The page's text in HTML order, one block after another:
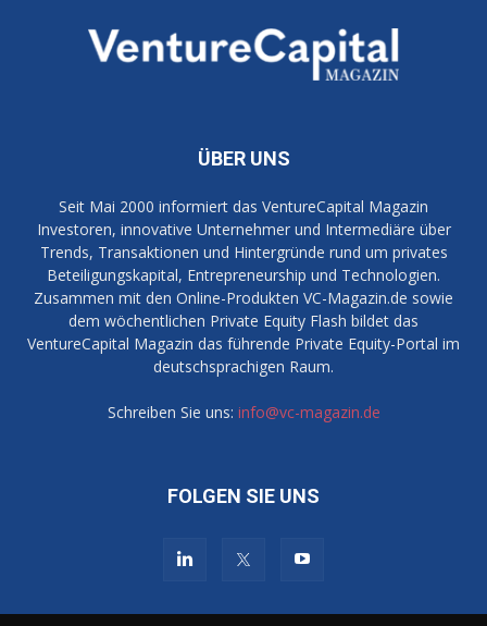
ÜBER UNS
Seit Mai 2000 informiert das VentureCapital Magazin
Investoren, innovative Unternehmer und Intermediäre über
Trends, Transaktionen und Hintergründe rund um privates
Beteiligungskapital, Entrepreneurship und Technologien.
Zusammen mit den Online-Produkten VC-Magazin.de sowie
dem wöchentlichen Private Equity Flash bildet das
VentureCapital Magazin das führende Private Equity-Portal im
deutschsprachigen Raum.
Schreiben Sie uns: info@vc-magazin.de
FOLGEN SIE UNS